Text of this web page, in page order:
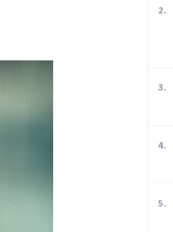
2.
3.
4.
5.